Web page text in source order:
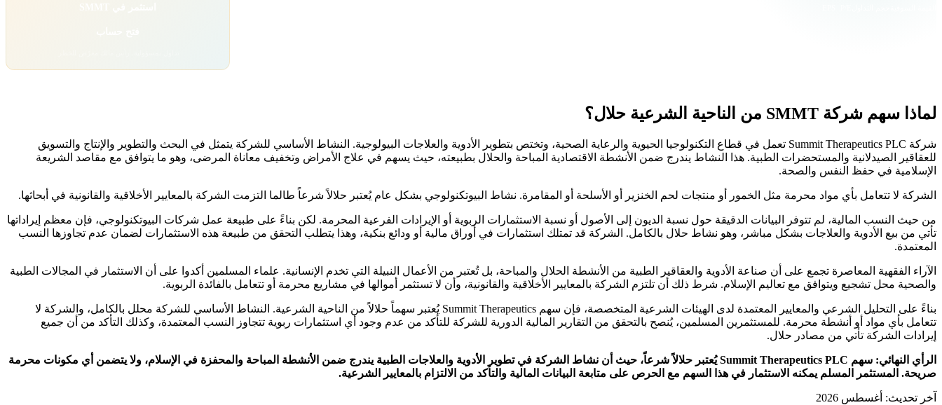
لماذا سهم شركة SMMT من الناحية الشرعية حلال؟
شركة Summit Therapeutics PLC تعمل في قطاع التكنولوجيا الحيوية والرعاية الصحية، وتختص بتطوير الأدوية والعلاجات البيولوجية. النشاط الأساسي للشركة يتمثل في البحث والتطوير والإنتاج والتسويق
للعقاقير الصيدلانية والمستحضرات الطبية. هذا النشاط يندرج ضمن الأنشطة الاقتصادية المباحة والحلال بطبيعته، حيث يسهم في علاج الأمراض وتخفيف معاناة المرضى، وهو ما يتوافق مع مقاصد الشريعة
الإسلامية في حفظ النفس والصحة.
الشركة لا تتعامل بأي مواد محرمة مثل الخمور أو منتجات لحم الخنزير أو الأسلحة أو المقامرة. نشاط البيوتكنولوجي بشكل عام يُعتبر حلالاً شرعاً طالما التزمت الشركة بالمعايير الأخلاقية والقانونية في أبحاثها.
من حيث النسب المالية، لم تتوفر البيانات الدقيقة حول نسبة الديون إلى الأصول أو نسبة الاستثمارات الربوية أو الإيرادات الفرعية المحرمة. لكن بناءً على طبيعة عمل شركات البيوتكنولوجي، فإن معظم إيراداتها
تأتي من بيع الأدوية والعلاجات بشكل مباشر، وهو نشاط حلال بالكامل. الشركة قد تمتلك استثمارات في أوراق مالية أو ودائع بنكية، وهذا يتطلب التحقق من طبيعة هذه الاستثمارات لضمان عدم تجاوزها النسب
المعتمدة.
الآراء الفقهية المعاصرة تجمع على أن صناعة الأدوية والعقاقير الطبية من الأنشطة الحلال والمباحة، بل تُعتبر من الأعمال النبيلة التي تخدم الإنسانية. علماء المسلمين أكدوا على أن الاستثمار في المجالات الطبية
والصحية محل تشجيع ويتوافق مع تعاليم الإسلام. شرط ذلك أن تلتزم الشركة بالمعايير الأخلاقية والقانونية، وأن لا تستثمر أموالها في مشاريع محرمة أو تتعامل بالفائدة الربوية.
بناءً على التحليل الشرعي والمعايير المعتمدة لدى الهيئات الشرعية المتخصصة، فإن سهم Summit Therapeutics يُعتبر سهماً حلالاً من الناحية الشرعية. النشاط الأساسي للشركة محلل بالكامل، والشركة لا
تتعامل بأي مواد أو أنشطة محرمة. للمستثمرين المسلمين، يُنصح بالتحقق من التقارير المالية الدورية للشركة للتأكد من عدم وجود أي استثمارات ربوية تتجاوز النسب المعتمدة، وكذلك التأكد من أن جميع
إيرادات الشركة تأتي من مصادر حلال.
الرأي النهائي: سهم Summit Therapeutics PLC يُعتبر حلالاً شرعاً، حيث أن نشاط الشركة في تطوير الأدوية والعلاجات الطبية يندرج ضمن الأنشطة المباحة والمحفزة في الإسلام، ولا يتضمن أي مكونات محرمة
صريحة. المستثمر المسلم يمكنه الاستثمار في هذا السهم مع الحرص على متابعة البيانات المالية والتأكد من الالتزام بالمعايير الشرعية.
آخر تحديث: أغسطس 2026